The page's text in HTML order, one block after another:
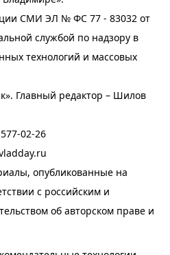
СМИ ЭЛ № ФС 77 - 83032 от
службой по надзору в
технологий и массовых
Главный редактор – Шилов
02-26
опубликованные на
с российским и
об авторском праве и